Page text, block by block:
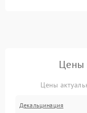
Цены
Цены
Декальцинация